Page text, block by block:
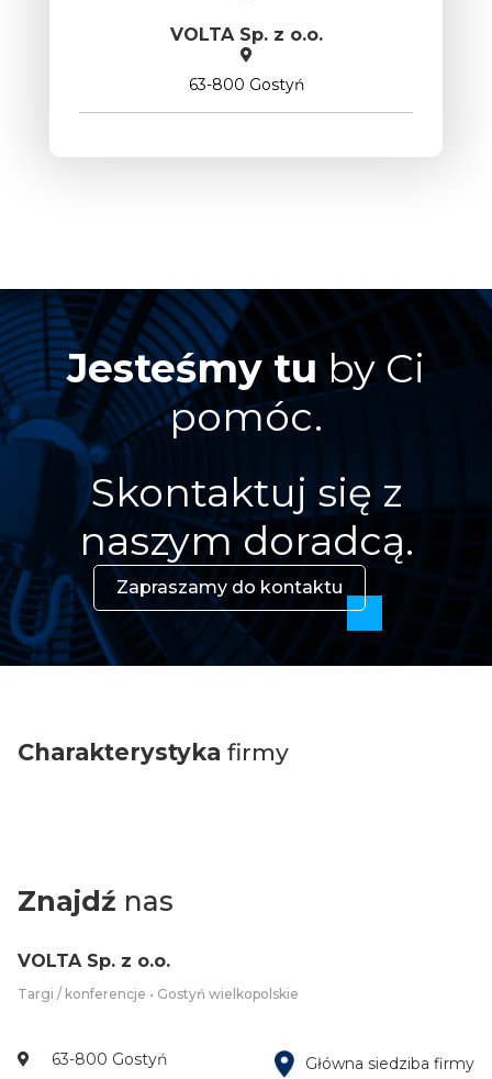
VOLTA Sp. z o.o.
63-800 Gostyń
Jesteśmy tu by Ci
pomóc.
Skontaktuj się z
naszym doradcą.
Zapraszamy do kontaktu
Charakterystyka firmy
Znajdź nas
VOLTA Sp. z o.o.
Targi / konferencje • Gostyń wielkopolskie
63-800 Gostyń Główna siedziba firmy